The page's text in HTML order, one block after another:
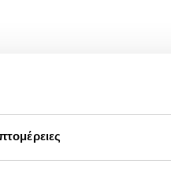
against Austria's Sinja